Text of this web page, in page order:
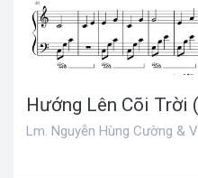
Hướng Lên Cõi Trời
Lm. Nguyễn Hùng Cường &